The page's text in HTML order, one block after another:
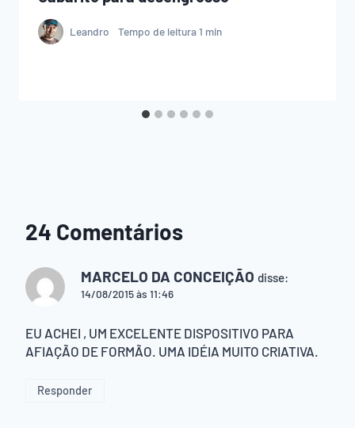
Leandro Tempo de leitura1 min
24 Comentários
MARCELO DA CONCEIÇÃO disse:
14/08/2015 às 11:46
EU ACHEI , UM EXCELENTE DISPOSITIVO PARA
AFIAÇÃO DE FORMÃO. UMA IDÉIA MUITO CRIATIVA.
Responder